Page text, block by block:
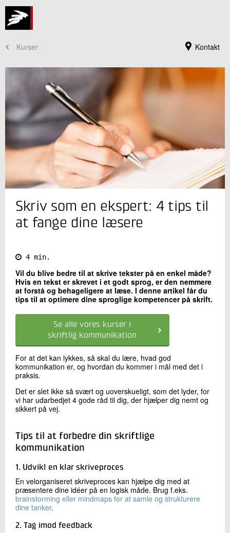
Kontakt
Kurser
+45 72 20 30 00
Send e-mail
Kontakt os
Send
Skriv som en ekspert: 4 tips til
at fange dine læsere
4 min.
Vil du blive bedre til at skrive tekster på en enkel måde?
Hvis en tekst er skrevet i et godt sprog, er den nemmere
at forstå og behageligere at læse. I denne artikel får du
tips til at optimere dine sproglige kompetencer på skrift.
Se alle vores kurser i
skriftlig kommunikation
For at det kan lykkes, så skal du lære, hvad god
kommunikation er, og hvordan du kommer i mål med det i
praksis.
Det er slet ikke så svært og uoverskueligt, som det lyder, for
vi har udarbedjet 4 gode råd til dig, der hjælper dig nemt og
sikkert på vej.
Tips til at forbedre din skriftlige
kommunikation
1. Udvikl en klar skriveproces
En velorganiseret skriveproces kan hjælpe dig med at
præsentere dine idéer på en logisk måde. Brug f.eks.
brainstorming eller mindmaps for at samle og strukturere
dine tanker.
2. Tag imod feedback